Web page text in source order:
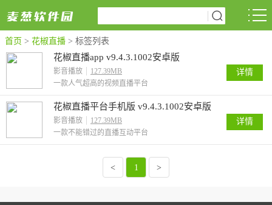
首页 > 花椒直播 > 标签列表
花椒直播app v9.4.3.1002安卓版
影音播放
127.39MB
一款人气超高的视频直播平台
详情
花椒直播平台手机版 v9.4.3.1002安卓版
影音播放
127.39MB
一款不能错过的直播互动平台
详情
< 1 >